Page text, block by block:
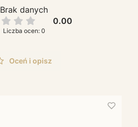
Brak danych
0.00
Liczba ocen: 0
Oceń i opisz